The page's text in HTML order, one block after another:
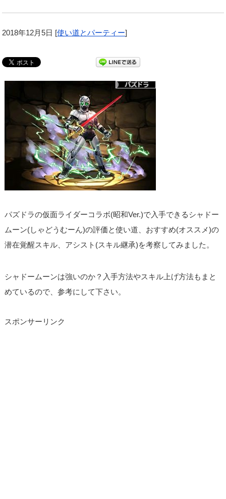
2018年12月5日 [使い道とパーティー]
パズドラの仮面ライダーコラボ(昭和Ver.)で入手できるシャドー
ムーン(しゃどうむーん)の評価と使い道、おすすめ(オススメ)の
潜在覚醒スキル、アシスト(スキル継承)を考察してみました。
シャドームーンは強いのか？入手方法やスキル上げ方法もまと
めているので、参考にして下さい。
スポンサーリンク